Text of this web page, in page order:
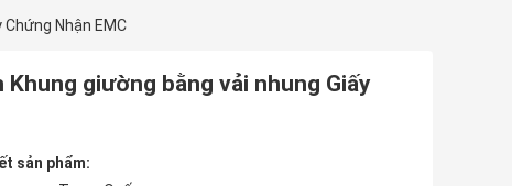
Nhận EMC
giường bằng vải nhung Giấy
sản phẩm: